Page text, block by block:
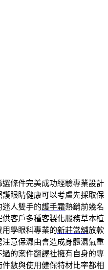
選條件完美成功經驗專業設計
護眼睛健康可以考慮先採取保
迷人雙手的護手霜熱銷前幾名
供客戶多種客製化服務草本植
學眼科專業的新莊當舖放款
注意保濕由會造成身體濕氣重
過的案件翻譯社擁有自身的專
件數與使用健保特材比率都相